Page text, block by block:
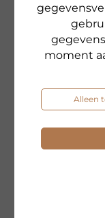
moment
Alleen
Nieuwsbrief
04.08.2026
Uw zomerse
stralende huid!
Nieuwsbrief